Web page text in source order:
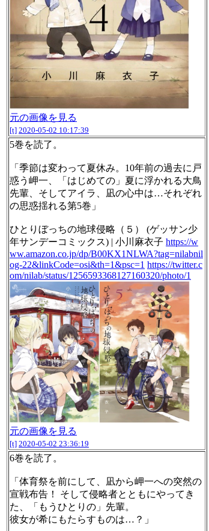
元の画像を見る
[t] 2020-05-02 10:17:39
5巻を読了。
「季節は変わって夏休み。10年前の過去に戸
惑う岬一、「はじめての」夏に浮かれる大鳥
先輩、そしてアイラ、凪の心中は…それぞれ
の思惑揺れる第5巻」
ひとりぼっちの地球侵略（５） (ゲッサン少
年サンデーコミックス) | 小川麻衣子 https://w
ww.amazon.co.jp/dp/B00KX1NLWA?tag=nilabnil
og-22&linkCode=osi&th=1&psc=1 https://twitter.c
om/nilab/status/1256593368127160320/photo/1
元の画像を見る
[t] 2020-05-02 23:36:19
6巻を読了。
「体育祭を前にして、凪から岬一への突然の
宣戦布告！ そして侵略者とともにやってき
た、「もうひとりの」先輩。
彼女が希にもたらすものは…？」